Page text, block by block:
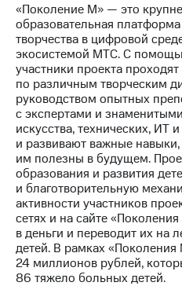
«Поколение М» — это
образовательная
творчества в цифровой
экосистемой МТС. С
участники проекта
по различным творческим
руководством опытных
с экспертами и
искусства, технических, ИТ
и развивают важные
им полезны в будущем.
образования и развития
и благотворительную
активности участников
сетях и на сайте
в деньги и переводит их на
детей. В рамках
24 миллионов рублей,
86 тяжело больных детей.